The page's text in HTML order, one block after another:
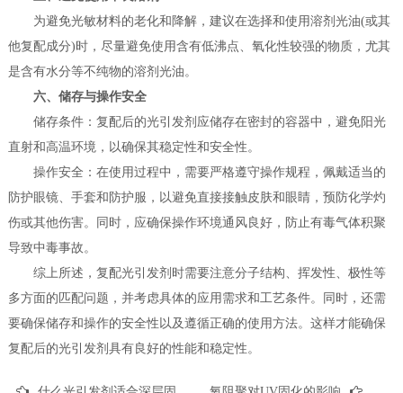
为避免光敏材料的老化和降解，建议在选择和使用溶剂光油(或其
他复配成分)时，尽量避免使用含有低沸点、氧化性较强的物质，尤其
是含有水分等不纯物的溶剂光油。
六、储存与操作安全
储存条件：复配后的光引发剂应储存在密封的容器中，避免阳光
直射和高温环境，以确保其稳定性和安全性。
操作安全：在使用过程中，需要严格遵守操作规程，佩戴适当的
防护眼镜、手套和防护服，以避免直接接触皮肤和眼睛，预防化学灼
伤或其他伤害。同时，应确保操作环境通风良好，防止有毒气体积聚
导致中毒事故。
综上所述，复配光引发剂时需要注意分子结构、挥发性、极性等
多方面的匹配问题，并考虑具体的应用需求和工艺条件。同时，还需
要确保储存和操作的安全性以及遵循正确的使用方法。这样才能确保
复配后的光引发剂具有良好的性能和稳定性。